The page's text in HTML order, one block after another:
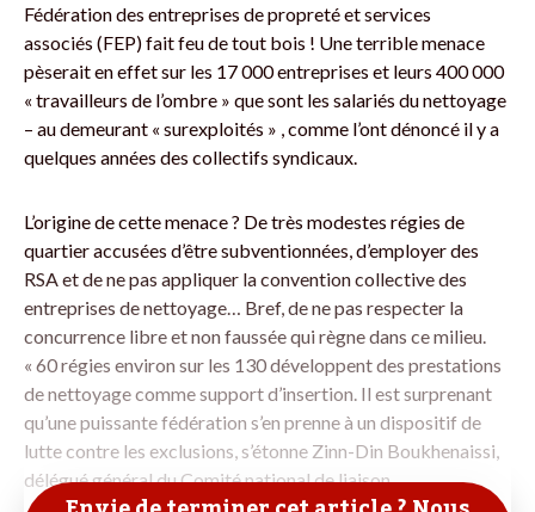
Fédération des entreprises de propreté et services
associés (FEP) fait feu de tout bois ! Une terrible menace
pèserait en effet sur les 17 000 entreprises et leurs 400 000
« travailleurs de ­l’ombre » que sont les salariés du nettoyage
– au demeurant « surexploités » , comme l’ont dénoncé il y a
quelques années des collectifs syndicaux.
L’origine de cette menace ? De très modestes régies de
quartier accusées d’être subventionnées, d’employer des
RSA et de ne pas appliquer la convention collective des
entreprises de nettoyage… Bref, de ne pas respecter la
concurrence libre et non faussée qui règne dans ce milieu.
« 60 régies environ sur les 130 développent des prestations
de nettoyage comme support d’insertion. Il est surprenant
qu’une puissante fédération s’en prenne à un dispositif de
lutte contre les exclusions, s’étonne ­Zinn-Din Boukhenaissi,
délégué général du Comité national de liaison